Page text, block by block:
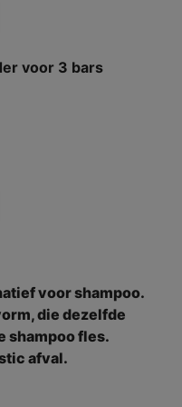
voor 3 bars
voor shampoo.
die dezelfde
shampoo fles.
afval.